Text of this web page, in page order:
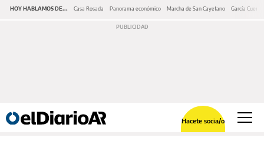
HOY HABLAMOS DE... Casa Rosada Panorama económico Marcha de San Cayetano García Cuerva
Hacete socia/o